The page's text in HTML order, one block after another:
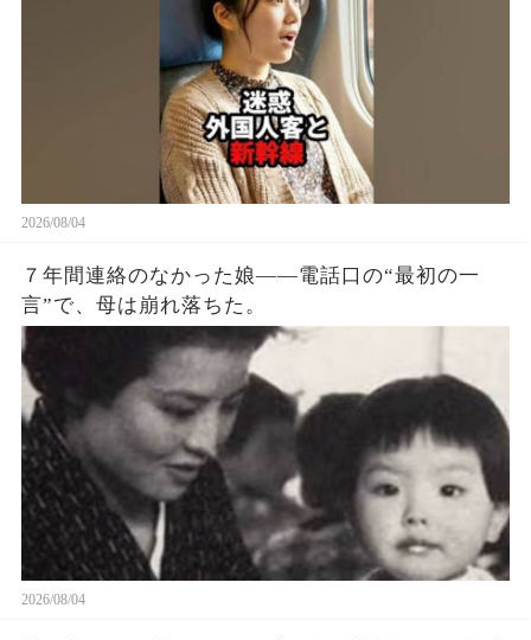
まらず、警告音だけが鳴り続ける。 周りの空気が
ピリつく中、若い女性が声をかけた。 「すみませ
ん、ドアに荷物を挟まないでください。 出発でき
ないじゃないですか？」 男は平然と言った。 「駅
弁を買いに行ってくるんだ。 こうしておけばドア
が閉まらないだろう」 「もう出発時間は過ぎてい
て、みんな困っています」 男は鼻で笑った。 「少
しぐらい遅れてもいいだろう。 わざわざ日本に観
然のことだろう。 俺の国では電車が遅れるのが当
たり前だ。 日本人は時間に細かすぎる」 そう言っ
て、男は駅の売店に駅弁を買いに行ってしまっ
た。 女性は呆れて席に戻ると（続）
2026/08/04
７年間連絡のなかった娘——電話口の“最初の一
言”で、母は崩れ落ちた。
2026/08/04